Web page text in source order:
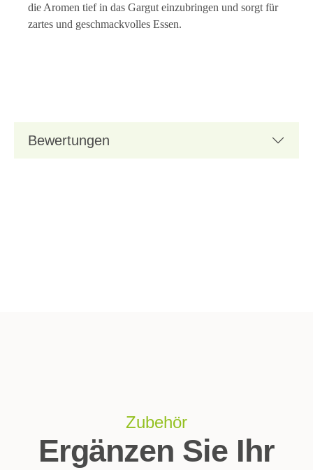
die Aromen tief in das Gargut einzubringen und sorgt für
zartes und geschmackvolles Essen.
Bewertungen
Zubehör
Ergänzen Sie Ihr